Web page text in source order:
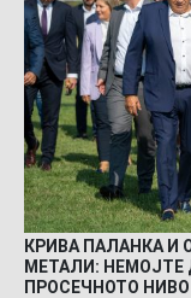
КРИВА ПАЛАНКА И
МЕТАЛИ: НЕМОЈТЕ
ПРОСЕЧНОТО НИВО